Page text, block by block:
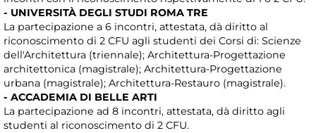
- UNIVERSITÀ DEGLI STUDI ROMA TRE
La partecipazione a 6 incontri, attestata, dà diritto al
riconoscimento di 2 CFU agli studenti dei Corsi di: Scienze
dell'Architettura (triennale); Architettura-Progettazione
architettonica (magistrale); Architettura-Progettazione
urbana (magistrale); Architettura-Restauro (magistrale).
- ACCADEMIA DI BELLE ARTI
La partecipazione ad 8 incontri, attestata, dà diritto agli
studenti al riconoscimento di 2 CFU.